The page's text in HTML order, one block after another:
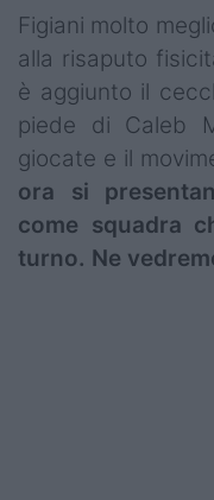
Figiani molto
alla risaputo
è aggiunto il
piede di Caleb
giocate e il
ora si
come squadra
turno. Ne